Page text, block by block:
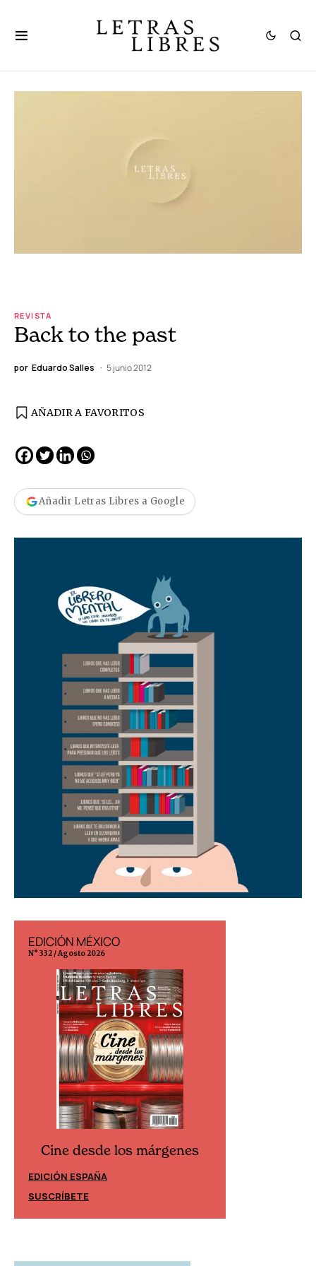
REVISTA
Back to the past
por Eduardo Salles 5 junio 2012
AÑADIR A FAVORITOS
Añadir Letras Libres a Google
EDICIÓN MÉXICO
N° 332 / Agosto 2026
Cine desde los márgenes
EDICIÓN ESPAÑA
SUSCRÍBETE